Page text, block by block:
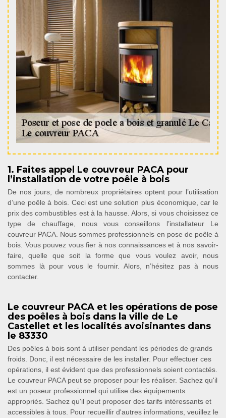
1. Faites appel Le couvreur PACA pour
l’installation de votre poêle à bois
De nos jours, de nombreux propriétaires optent pour l’utilisation
d’une poêle à bois. Ceci est une solution plus économique, car le
prix des combustibles est à la hausse. Alors, si vous choisissez ce
type de chauffage, nous vous conseillons l’installateur Le
couvreur PACA. Nous sommes professionnels en pose de poêle à
bois. Vous pouvez vous fier à nos connaissances et à nos savoir-
faire, quelle que soit la forme que vous voulez avoir, nous
sommes là pour vous le fournir. Alors, n’hésitez pas à nous
contacter.
Le couvreur PACA et les opérations de pose
des poêles à bois dans la ville de Le
Castellet et les localités avoisinantes dans
le 83330
Des poêles à bois sont à utiliser pendant les périodes de grands
froids. Donc, il est nécessaire de les installer. Pour effectuer ces
opérations, il est évident que des professionnels soient contactés.
Le couvreur PACA peut se proposer pour les réaliser. Sachez qu'il
est un poseur professionnel qui utilise des équipements
appropriés. Sachez qu'il peut proposer des tarifs intéressants et
accessibles à tous. Pour recueillir d'autres informations, veuillez le